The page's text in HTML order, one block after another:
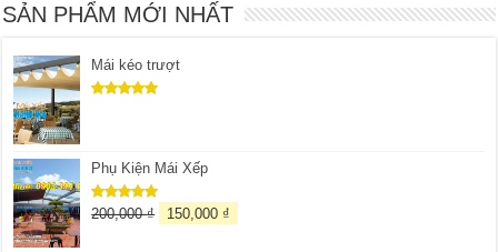
SẢN PHẨM MỚI NHẤT
Mái kéo trượt
Phụ Kiện Mái Xếp
Được xếp
200,000₫ 150,000 ₫